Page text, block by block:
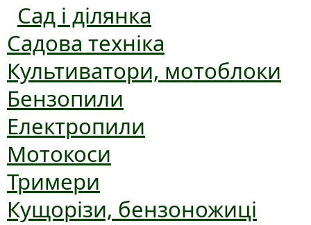
Сад і ділянка
Садова техніка
Культиватори, мотоблоки
Бензопили
Електропили
Мотокоси
Тримери
Кущорізи, бензоножиці